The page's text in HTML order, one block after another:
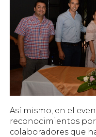
Así mismo, en el
reconocimientos
colaboradores que